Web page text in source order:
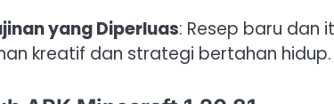
yang Diperluas: Resep baru dan
kreatif dan strategi bertahan hidup.